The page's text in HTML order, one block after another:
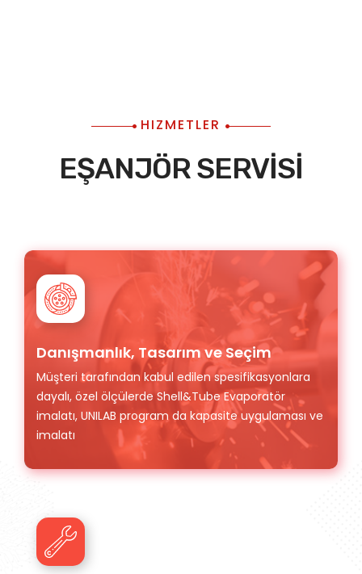
HIZMETLER
EŞANJÖR SERVİSİ
Danışmanlık, Tasarım ve Seçim
Müşteri tarafından kabul edilen spesifikasyonlara
dayalı, özel ölçülerde Shell&Tube Evaporatör
imalatı, UNILAB program da kapasite uygulaması ve
imalatı